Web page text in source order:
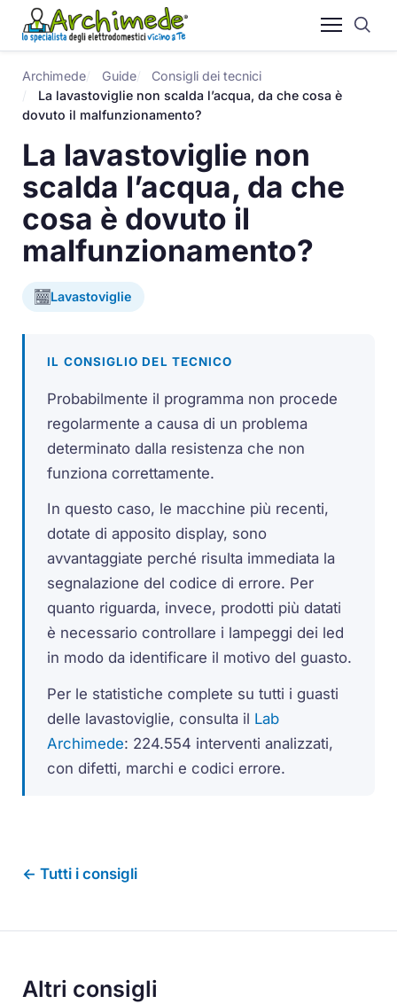
Archimede Guide
Consigli dei tecnici
La lavastoviglie non scalda l’acqua, da che cosa è
dovuto il malfunzionamento?
La lavastoviglie non
scalda l’acqua, da che
cosa è dovuto il
malfunzionamento?
Lavastoviglie
IL CONSIGLIO DEL TECNICO
Probabilmente il programma non procede
regolarmente a causa di un problema
determinato dalla resistenza che non
funziona correttamente.
In questo caso, le macchine più recenti,
dotate di apposito display, sono
avvantaggiate perché risulta immediata la
segnalazione del codice di errore. Per
quanto riguarda, invece, prodotti più datati
è necessario controllare i lampeggi dei led
in modo da identificare il motivo del guasto.
Per le statistiche complete su tutti i guasti
delle lavastoviglie, consulta il Lab
Archimede: 224.554 interventi analizzati,
con difetti, marchi e codici errore.
← Tutti i consigli
Altri consigli